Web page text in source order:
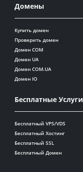
Домены
Купить домен
Проверить домен
Домен COM
Домен UA
Домен COM.UA
Домен IO
Бесплатные Услуги
Бесплатный VPS/VDS
Бесплатный Хостинг
Бесплатный SSL
Бесплатный Домен